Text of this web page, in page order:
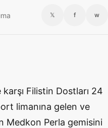
𝕏 f w
Filistin Dostları 24
limanına gelen ve
Medkon Perla gemisini